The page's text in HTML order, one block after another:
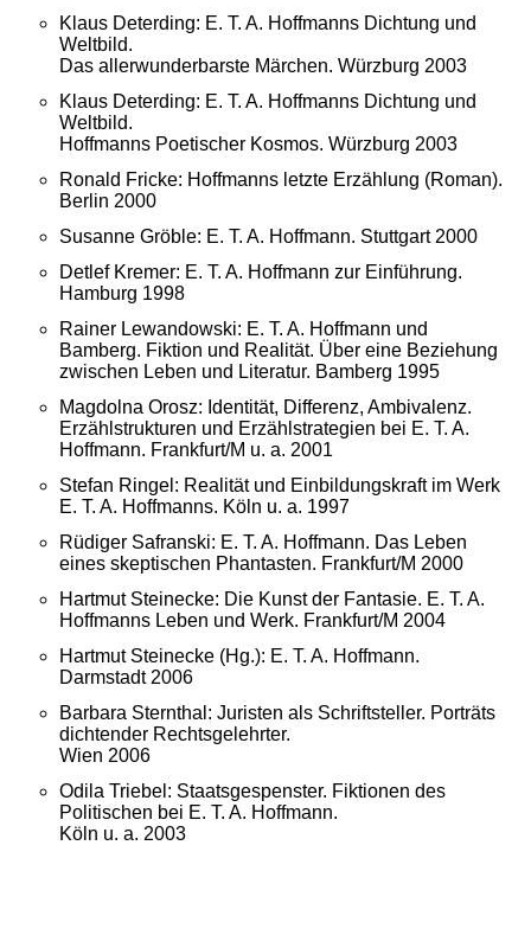
Klaus Deterding: E. T. A. Hoffmanns Dichtung und
Weltbild.
Das allerwunderbarste Märchen. Würzburg 2003
Klaus Deterding: E. T. A. Hoffmanns Dichtung und
Weltbild.
Hoffmanns Poetischer Kosmos. Würzburg 2003
Ronald Fricke: Hoffmanns letzte Erzählung (Roman).
Berlin 2000
Susanne Gröble: E. T. A. Hoffmann. Stuttgart 2000
Detlef Kremer: E. T. A. Hoffmann zur Einführung.
Hamburg 1998
Rainer Lewandowski: E. T. A. Hoffmann und
Bamberg. Fiktion und Realität. Über eine Beziehung
zwischen Leben und Literatur. Bamberg 1995
Magdolna Orosz: Identität, Differenz, Ambivalenz.
Erzählstrukturen und Erzählstrategien bei E. T. A.
Hoffmann. Frankfurt/M u. a. 2001
Stefan Ringel: Realität und Einbildungskraft im Werk
E. T. A. Hoffmanns. Köln u. a. 1997
Rüdiger Safranski: E. T. A. Hoffmann. Das Leben
eines skeptischen Phantasten. Frankfurt/M 2000
Hartmut Steinecke: Die Kunst der Fantasie. E. T. A.
Hoffmanns Leben und Werk. Frankfurt/M 2004
Hartmut Steinecke (Hg.): E. T. A. Hoffmann.
Darmstadt 2006
Barbara Sternthal: Juristen als Schriftsteller. Porträts
dichtender Rechtsgelehrter.
Wien 2006
Odila Triebel: Staatsgespenster. Fiktionen des
Politischen bei E. T. A. Hoffmann.
Köln u. a. 2003